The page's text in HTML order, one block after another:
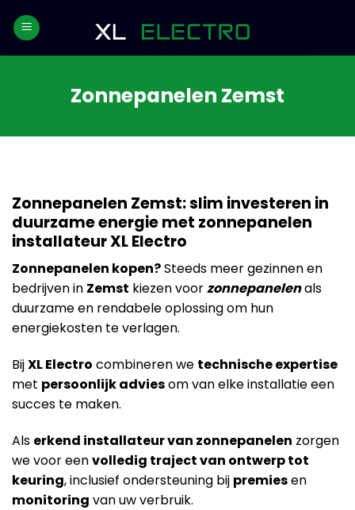
Zonnepanelen Zemst
Zonnepanelen Zemst: slim investeren in
duurzame energie met zonnepanelen
installateur XL Electro
Zonnepanelen kopen?Steeds meer gezinnen en
bedrijven in Zemst kiezen voorzonnepanelenals
duurzame en rendabele oplossing om hun
energiekosten te verlagen.
BijXL Electro combineren we technische expertise
met persoonlijk adviesom van elke installatie een
succes te maken.
Als erkend installateur van zonnepanelen zorgen
we voor eenvolledig traject van ontwerp tot
keuring, inclusief ondersteuning bij premiesen
monitoring van uw verbruik.